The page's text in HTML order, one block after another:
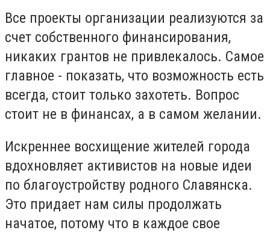
Все проекты организации реализуются за
счет собственного финансирования,
никаких грантов не привлекалось. Самое
главное - показать, что возможность есть
всегда, стоит только захотеть. Вопрос
стоит не в финансах, а в самом желании.
Искреннее восхищение жителей города
вдохновляет активистов на новые идеи
по благоустройству родного Славянска.
Это придает нам силы продолжать
начатое, потому что в каждое свое